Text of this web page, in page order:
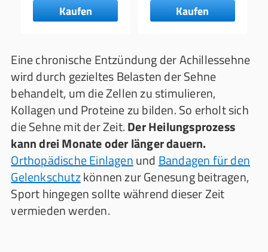
Kaufen Kaufen
Eine chronische Entzündung der Achillessehne
wird durch gezieltes Belasten der Sehne
behandelt, um die Zellen zu stimulieren,
Kollagen und Proteine zu bilden. So erholt sich
die Sehne mit der Zeit.Der Heilungsprozess
kann drei Monate oder länger dauern.
Orthopädische Einlagenund Bandagen für den
Gelenkschutzkönnen zur Genesung beitragen,
Sport hingegen sollte während dieser Zeit
vermieden werden.